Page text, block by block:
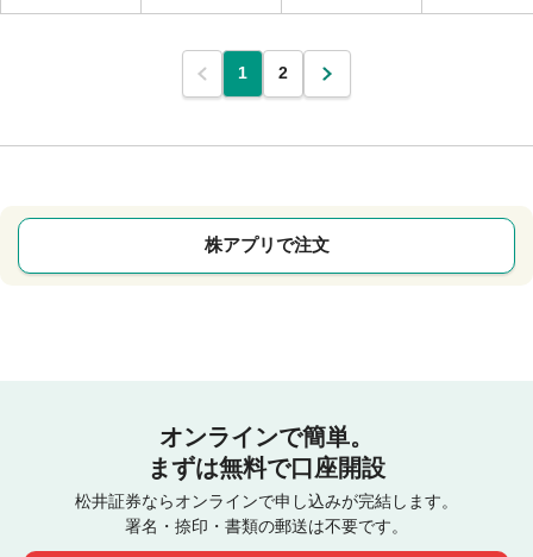
1 2
株アプリで注文
オンラインで簡単。
まずは無料で口座開設
松井証券ならオンラインで申し込みが完結します。
署名・捺印・書類の郵送は不要です。